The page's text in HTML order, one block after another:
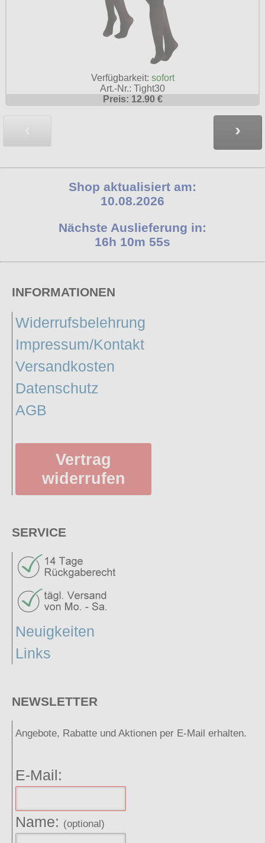
Verfügbarkeit: sofort
Art.-Nr.: Tight30
Preis: 12.90 €
›
Shop aktualisiert am:
10.08.2026
Nächste Auslieferung in:
16h 10m 54s
INFORMATIONEN
Widerrufsbelehrung
Impressum/Kontakt
Versandkosten
Datenschutz
AGB
Vertrag
widerrufen
SERVICE
Neuigkeiten
Links
NEWSLETTER
Angebote, Rabatte und Aktionen per E-Mail erhalten.
E-Mail:
Name: (optional)